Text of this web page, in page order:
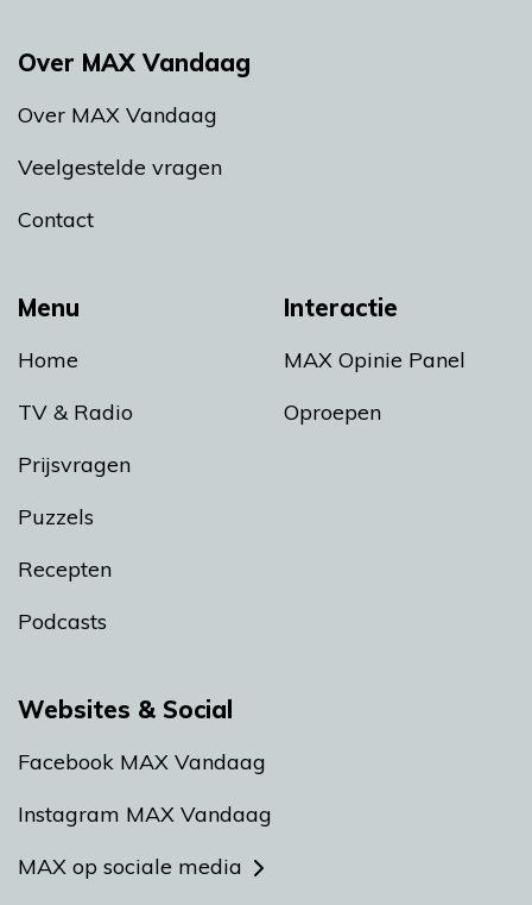
Menu
Home
TV & Radio
Prijsvragen
Puzzels
Recepten
Podcasts
Interactie
MAX Opinie Panel
Oproepen
Over MAX Vandaag
Over MAX Vandaag
Veelgestelde vragen
Contact
Websites & Social
Facebook MAX Vandaag
Instagram MAX Vandaag
MAX op sociale media